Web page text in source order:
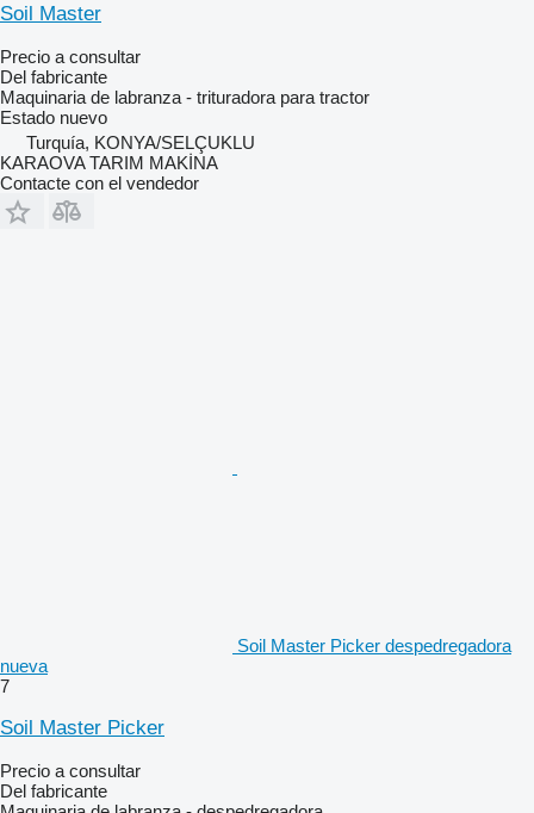
Soil Master
Precio a consultar
Del fabricante
Maquinaria de labranza - trituradora para tractor
Estado nuevo
Turquía, KONYA/SELÇUKLU
KARAOVA TARIM MAKİNA
Contacte con el vendedor
Soil Master Picker despedregadora
nueva
7
Soil Master Picker
Precio a consultar
Del fabricante